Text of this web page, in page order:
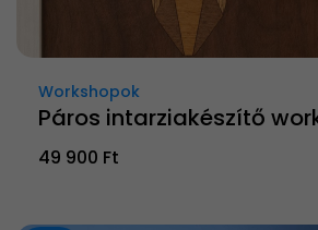
Workshopok
Páros intarziakészítő
49 900 Ft